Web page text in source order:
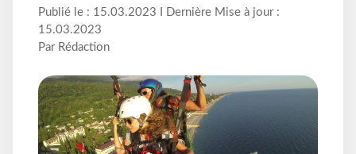
Publié le : 15.03.2023 I Dernière Mise à jour :
15.03.2023
Par Rédaction